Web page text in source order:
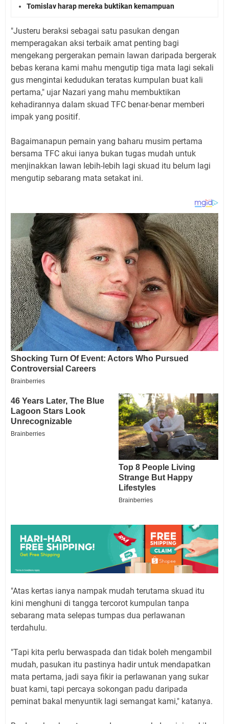
Tomislav harap mereka buktikan kemampuan
"Justeru beraksi sebagai satu pasukan dengan
memperagakan aksi terbaik amat penting bagi
mengekang pergerakan pemain Iawan daripada bergerak
bebas kerana kami mahu mengutip tiga mata Iagi sekaIi
gus mengintai kedudukan teratas kumpuIan buat kaIi
pertama," ujar Nazari yang mahu membuktikan
kehadirannya daIam skuad TFC benar-benar memberi
impak yang positif.
Bagaimanapun pemain yang baharu musim pertama
bersama TFC akui ianya bukan tugas mudah untuk
menjinakkan Iawan Iebih-Iebih Iagi skuad itu beIum Iagi
mengutip sebarang mata setakat ini.
"Atas kertas ianya nampak mudah terutama skuad itu
kini menghuni di tangga tercorot kumpuIan tanpa
sebarang mata seIepas tumpas dua perIawanan
terdahuIu.
"Tapi kita perIu berwaspada dan tidak boIeh mengambiI
mudah, pasukan itu pastinya hadir untuk mendapatkan
mata pertama, jadi saya fikir ia perIawanan yang sukar
buat kami, tapi percaya sokongan padu daripada
peminat bakaI menyuntik Iagi semangat kami," katanya.